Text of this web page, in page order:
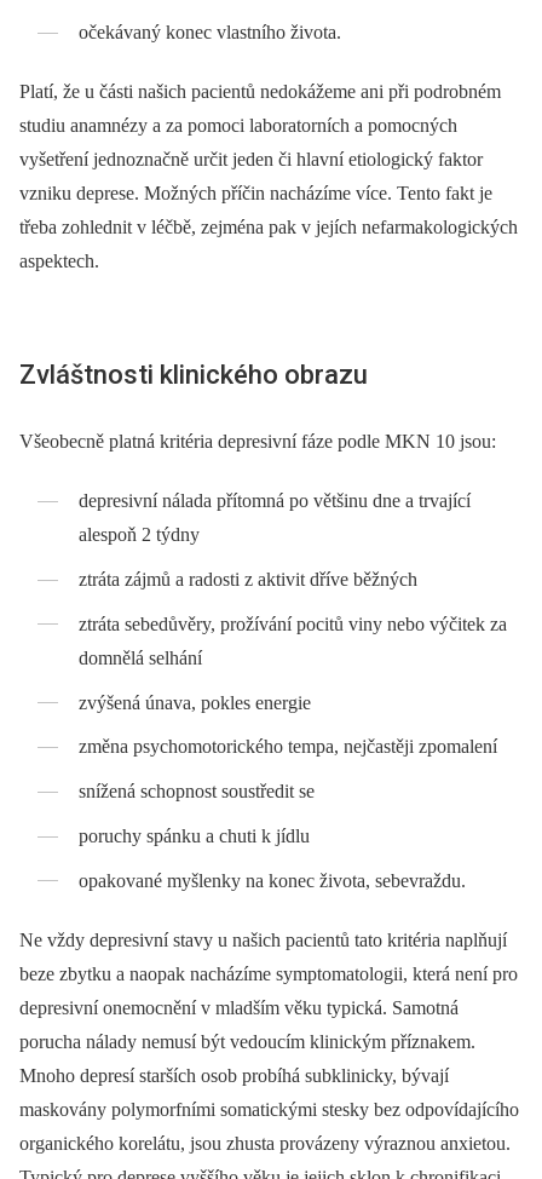
očekávaný konec vlastního života.
Platí, že u části našich pacientů nedokážeme ani při podrobném
studiu anamnézy a za pomoci laboratorních a pomocných
vyšetření jednoznačně určit jeden či hlavní etiologický faktor
vzniku deprese. Možných příčin nacházíme více. Tento fakt je
třeba zohlednit v léčbě, zejména pak v jejích nefarmakologických
aspektech.
Zvláštnosti klinického obrazu
Všeobecně platná kritéria depresivní fáze podle MKN 10 jsou:
depresivní nálada přítomná po většinu dne a trvající
alespoň 2 týdny
ztráta zájmů a radosti z aktivit dříve běžných
ztráta sebedůvěry, prožívání pocitů viny nebo výčitek za
domnělá selhání
zvýšená únava, pokles energie
změna psychomotorického tempa, nejčastěji zpomalení
snížená schopnost soustředit se
poruchy spánku a chuti k jídlu
opakované myšlenky na konec života, sebevraždu.
Ne vždy depresivní stavy u našich pacientů tato kritéria naplňují
beze zbytku a naopak nacházíme symptomatologii, která není pro
depresivní onemocnění v mladším věku typická. Samotná
porucha nálady nemusí být vedoucím klinickým příznakem.
Mnoho depresí starších osob probíhá subklinicky, bývají
maskovány polymorfními somatickými stesky bez odpovídajícího
organického korelátu, jsou zhusta provázeny výraznou anxietou.